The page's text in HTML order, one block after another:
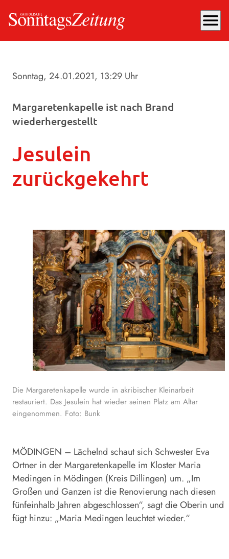
menu
Sonntag, 24.01.2021, 13:29 Uhr
Margaretenkapelle ist nach Brand
wiederhergestellt
Jesulein
zurückgekehrt
Die Margaretenkapelle wurde in akribischer Kleinarbeit
restauriert. Das Jesulein hat wieder seinen Platz am Altar
eingenommen. Foto: Bunk
MÖDINGEN – Lächelnd schaut sich Schwester Eva
Ortner in der Margaretenkapelle im Kloster Maria
Medingen in Mödingen (Kreis Dillingen) um. „Im
Großen und Ganzen ist die Renovierung nach diesen
fünfeinhalb Jahren abgeschlossen“, sagt die Oberin und
fügt hinzu: „Maria Medingen leuchtet wieder.“